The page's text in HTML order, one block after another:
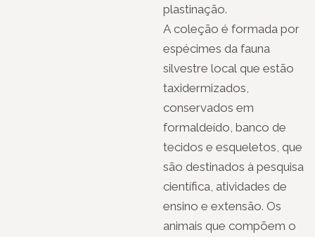
plastinação.
A coleção é formada por
espécimes da fauna
silvestre local que estão
taxidermizados,
conservados em
formaldeído, banco de
tecidos e esqueletos, que
são destinados à pesquisa
científica, atividades de
ensino e extensão. Os
animais que compõem o